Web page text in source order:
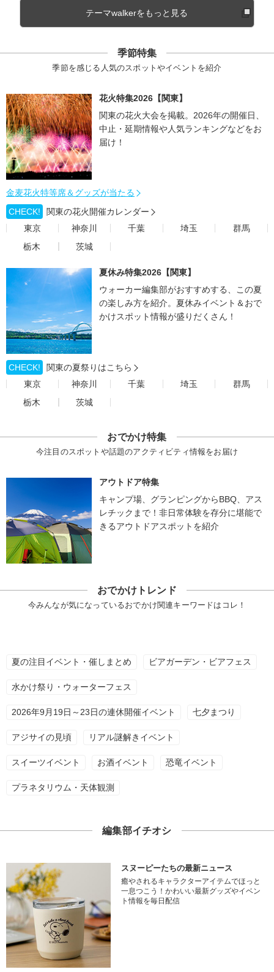
テーマwalkerをもっと見る
季節特集
季節を感じる人気のスポットやイベントを紹介
花火特集2026【関東】
関東の花火大会を掲載。2026年の開催日、
中止・延期情報や人気ランキングなどをお
届け！
金麦花火特等席＆グッズが当たる
CHECK!
関東の花火開催カレンダー
東京
神奈川 千葉 埼玉
群馬
栃木
茨城
夏休み特集2026【関東】
ウォーカー編集部がおすすめする、この夏
の楽しみ方を紹介。夏休みイベント＆おで
かけスポット情報が盛りだくさん！
CHECK!
関東の夏祭りはこちら
東京
神奈川 千葉 埼玉
群馬
栃木
茨城
おでかけ特集
今注目のスポットや話題のアクティビティ情報をお届け
アウトドア特集
キャンプ場、グランピングからBBQ、アス
レチックまで！非日常体験を存分に堪能で
きるアウトドアスポットを紹介
おでかけトレンド
今みんなが気になっているおでかけ関連キーワードはコレ！
夏の注目イベント・催しまとめ ビアガーデン・ビアフェス
水かけ祭り・ウォーターフェス
2026年9月19日～23日の連休開催イベント 七夕まつり
アジサイの見頃 リアル謎解きイベント
スイーツイベント お酒イベント 恐竜イベント
プラネタリウム・天体観測
編集部イチオシ
スヌーピーたちの最新ニュース
癒やされるキャラクターアイテムでほっと
一息つこう！かわいい最新グッズやイベン
ト情報を毎日配信